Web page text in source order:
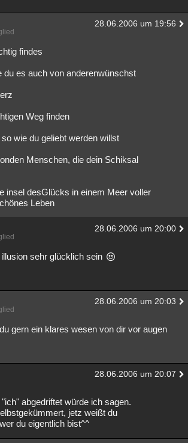
28.06.2006 um 19:56
findes
du es auch von anderenwünschst
Weg finden
wie du geliebt werden willst
Menschen, die dein Schiksal
insel desGlücks in einem Meer voller
Leben
28.06.2006 um 20:00
sehr glücklich sein
28.06.2006 um 20:03
gern ein klares wesen von dir vor augen
28.06.2006 um 20:07
abgedriftet würde ich sagen.
jetz weißt du
du eigentlich bist^^